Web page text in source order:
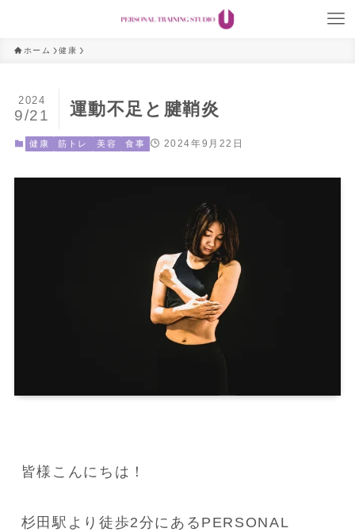
ホーム 健康
運動不足と腱鞘炎
2024
9/21
健康 筋トレ 美容 食事 2024年9月22日
皆様こんにちは！
杉田駅より徒歩2分にあるPERSONAL